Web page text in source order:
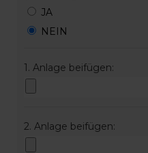
JA
NEIN
1. Anlage beifügen:
2. Anlage beifügen: